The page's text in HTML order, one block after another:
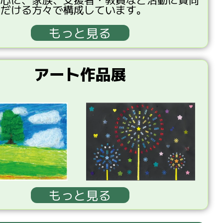
ける方々で構成しています。
もっと見る
アート作品展
もっと見る